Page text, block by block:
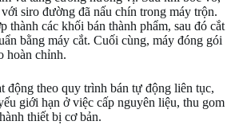
siro đường đã nấu chín trong máy trộn.
thành các khối bán thành phẩm, sau đó cắt
bằng máy cắt. Cuối cùng, máy đóng gói
hoàn chỉnh.
động theo quy trình bán tự động liên tục,
giới hạn ở việc cấp nguyên liệu, thu gom
thiết bị cơ bản.